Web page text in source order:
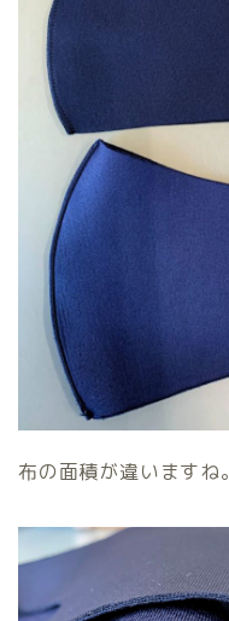
布の面積が違いますね。